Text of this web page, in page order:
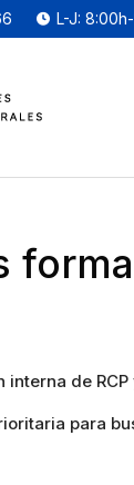
L-J:
de
para